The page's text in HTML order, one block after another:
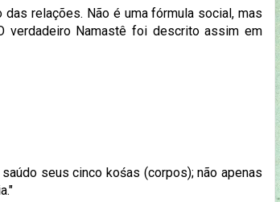
das relações. Não é uma fórmula social, mas
verdadeiro Namastê foi descrito assim em
seus cinco kośas (corpos); não apenas